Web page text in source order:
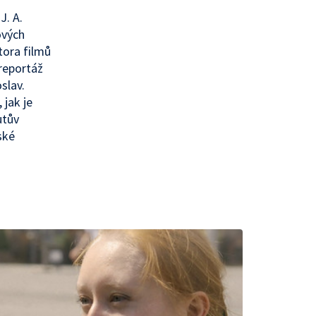
A.
filmů
jak je